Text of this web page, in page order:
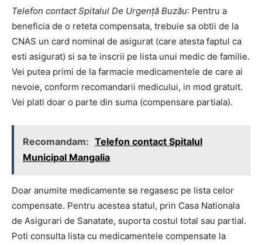
Telefon contact Spitalul De Urgență Buzău: Pentru a
beneficia de o reteta compensata, trebuie sa obtii de la
CNAS un card nominal de asigurat (care atesta faptul ca
esti asigurat) si sa te inscrii pe lista unui medic de familie.
Vei putea primi de la farmacie medicamentele de care ai
nevoie, conform recomandarii medicului, in mod gratuit.
Vei plati doar o parte din suma (compensare partiala).
Recomandam: Telefon contact Spitalul
Municipal Mangalia
Doar anumite medicamente se regasesc pe lista celor
compensate. Pentru acestea statul, prin Casa Nationala
de Asigurari de Sanatate, suporta costul total sau partial.
Poti consulta lista cu medicamentele compensate la